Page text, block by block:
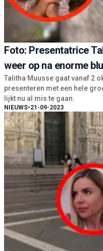
Foto: Presentatrice
weer op na enorme
Talitha Muusse gaat vanaf 2
presenteren met een hele
lijkt nu al mis te gaan.
NIEUWS•21-09-2023